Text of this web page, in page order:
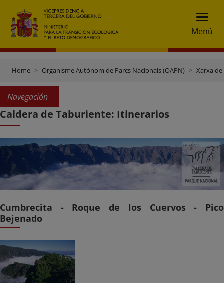
Menú
Home Organisme Autònom de Parcs Nacionals (OAPN) Xarxa
Navegación
Caldera de Taburiente: Itinerarios
Cumbrecita - Roque de los Cuervos - Pico
Bejenado